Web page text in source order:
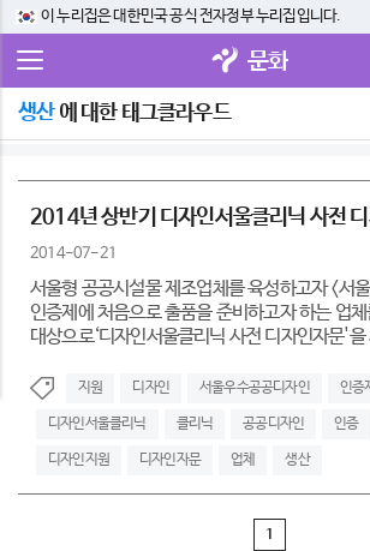
이 누리집은 대한민국 공식 전자정부 누리집입니다.
문화
생산에 대한 태그클라우드
2014년 상반기 디자인서울클리닉 사전
2014-07-21
서울형 공공시설물 제조업체를 육성하고자 <서
인증제에 처음으로 출품을 준비하고자 하는 업
대상으로‘디자인서울클리닉 사전 디자인자문'을
지원 디자인 서울우수공공디자인 인증
디자인서울클리닉 클리닉 공공디자인 인증
디자인지원 디자인자문 업체 생산
1